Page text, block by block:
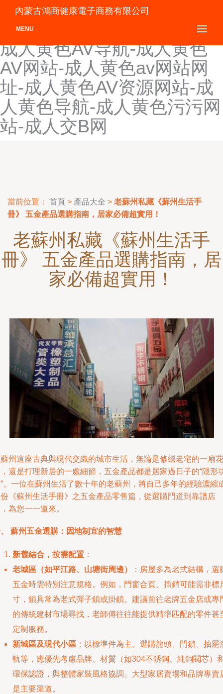
成人黑料AV第一页-成人黄
色AⅤ网站-成人黄色AV大全-
成人黄色AV导航-成人黄色
AV网站-成人黄色av网站网
址-成人黄色AV资源网站-成
人黄色导航-成人黄色污污网
站-成人交B网
內蒙古鴻商健康電子商務有限公司
MENU
當前位置： 首頁 > 產品大全 > 老蘇州私藏《蘇州生活手
冊》 五金產品選購指南，居家必備超實用！
老蘇州私藏《蘇州生活手
冊》 五金產品選購指南，居
家必備超實用！
州這座古典與現代交織的城市生活，無論是修繕老宅的一扇花
還是打理新居的一處細節，五金產品都是居家過日子的“隱形
。一位在蘇州生活了數十年的老蘇州，將自己多年的經驗濃縮
《蘇州生活手冊》之五金產品零售篇，從選購門道到靠譜店
為您一一道來。
蘇州五金選購：因地制宜的智慧
新舊結合，按需配置 ：
老城區（如平江路、山塘街周邊）
：房屋多為老式結構，選
五金時需特別注意規格。例如，門窗合頁、插銷可能需非標
寸，鎖具常為老式彈子鎖或掛鎖。建議前往老牌五金店或專
的傳統建材市場尋找，老師傅往往能提供精準匹配的零件甚
定制服務。
新城區及現代小區 ：以標準件為主。選購龍頭、門鎖、抽屜
軌等，應優先考慮品牌、材質（如304不銹鋼、純銅閥芯）
環保認證，與整體家裝風格協調。大型家居賣場和品牌專賣
是主要渠道。